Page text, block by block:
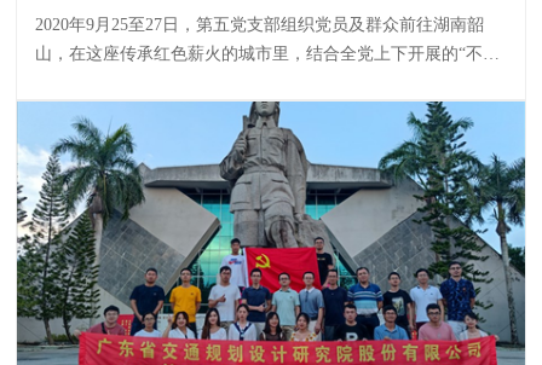
2020年9月25至27日，第五党支部组织党员及群众前往湖南韶
山，在这座传承红色薪火的城市里，结合全党上下开展的“不忘